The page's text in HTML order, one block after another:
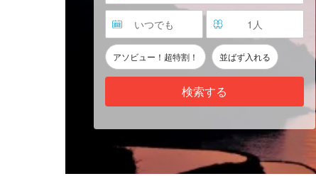
いつでも 1 人
アソビュー！超特割！ 並ばず入れる
検索する